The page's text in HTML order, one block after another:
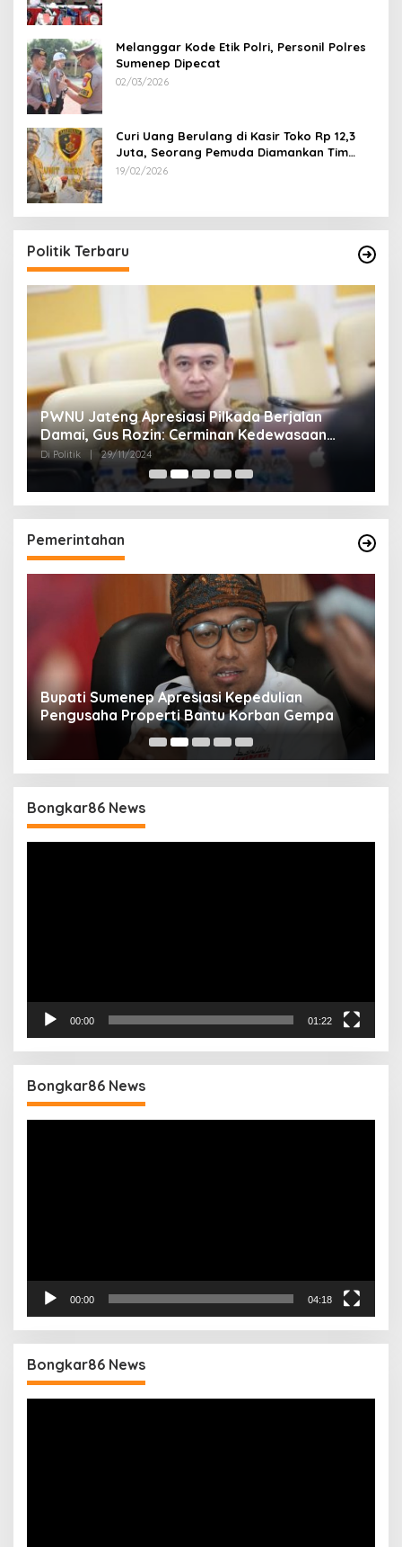
Melanggar Kode Etik Polri, Personil Polres
Sumenep Dipecat
02/03/2026
Curi Uang Berulang di Kasir Toko Rp 12,3
Juta, Seorang Pemuda Diamankan Tim
Reskrim Polsek Lenteng Sumenep
19/02/2026
Politik Terbaru
PWNU Jateng Apresiasi Pilkada Berjalan
Damai, Gus Rozin: Cerminan Kedewasaan
Politik Masyarakat
Di Politik 29/11/2024
Pemerintahan
Bupati Sumenep Apresiasi Kepedulian
Pengusaha Properti Bantu Korban Gempa
Bongkar86 News
00:00 01:22
Bongkar86 News
00:00 04:18
Bongkar86 News